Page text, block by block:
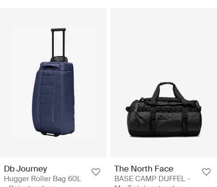
Db Journey
Hugger Roller Bag 60L
The North Face
BASE CAMP DUFFEL -